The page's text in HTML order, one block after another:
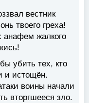
вестник
твоего греха!
жалкого
убить тех, кто
и истощён.
воины начали
вторгшееся зло.